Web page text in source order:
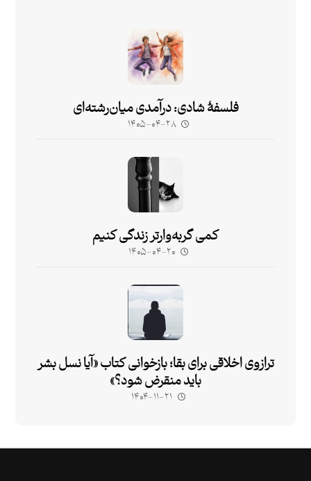
فلسفۀ شادی: درآمدی میان‌رشته‌ای
۱۴۰۵-۰۴-۲۸
کمی گربه‌وارتر زندگی کنیم
۱۴۰۵-۰۴-۲۰
ترازوی اخلاقی برای بقا؛ بازخوانی کتاب «آیا نسل بشر
باید منقرض شود؟»
۱۴۰۴-۱۱-۲۱